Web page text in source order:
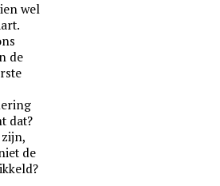
wel
de
dat?
de